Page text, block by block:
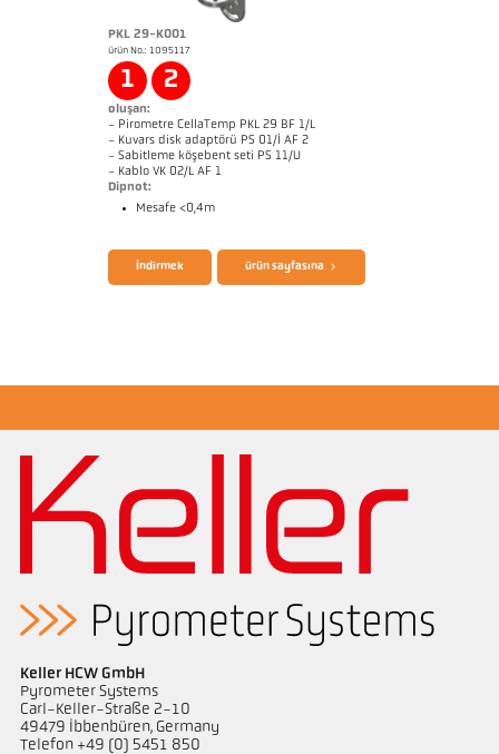
PKL 29-K001
ürün No.: 1095117
1 2
oluşan:
- Pirometre CellaTemp PKL 29 BF 1/L
- Kuvars disk adaptörü PS 01/I AF 2
- Sabitleme köşebent seti PS 11/U
- Kablo VK 02/L AF 1
Dipnot:
Mesafe <0,4m
broşür CellaTemp PK PKF PKL
Boyutçizim PKL 29-K001
İndirmek ürün sayfasına
Keller HCW GmbH
Pyrometer Systems
Carl-Keller-Straße 2-10
49479 Ibbenbüren, Germany
Telefon +49 (0) 5451 850